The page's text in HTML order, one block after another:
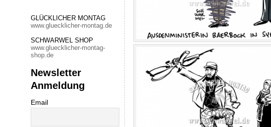
GLÜCKLICHER MONTAG
www.gluecklicher-montag.de
SCHWARWEL SHOP
www.gluecklicher-montag-
shop.de
Newsletter
Anmeldung
Email